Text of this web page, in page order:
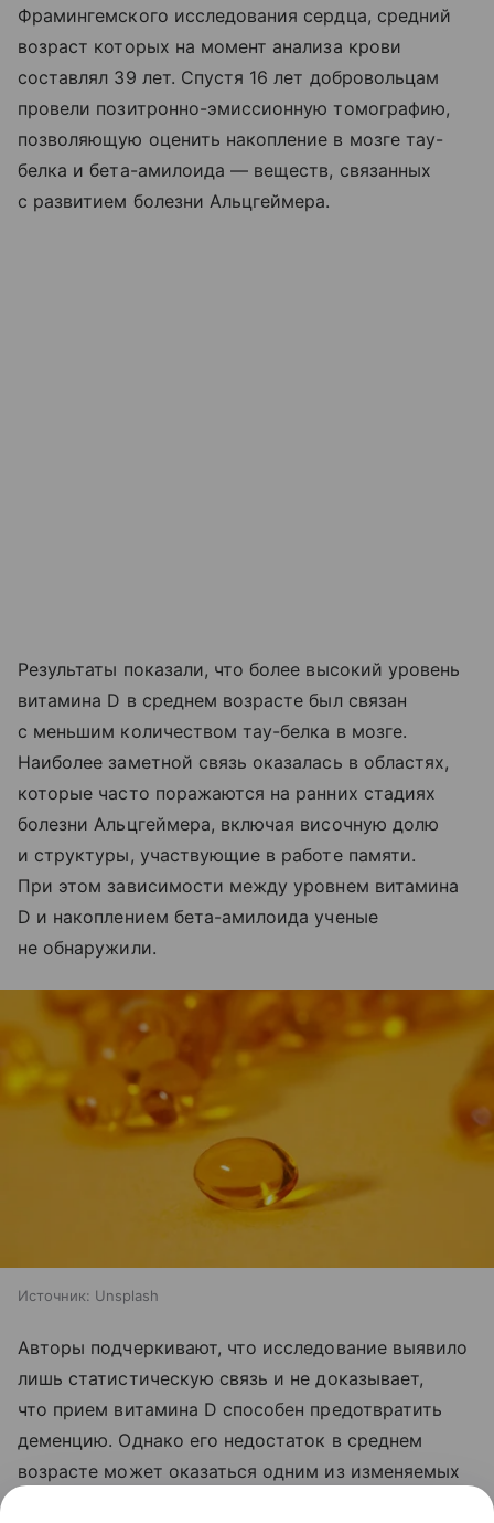
Фрамингемского исследования сердца, средний
возраст которых на момент анализа крови
составлял 39 лет. Спустя 16 лет добровольцам
провели позитронно-эмиссионную томографию,
позволяющую оценить накопление в мозге тау-
белка и бета-амилоида — веществ, связанных
с развитием болезни Альцгеймера.
Результаты показали, что более высокий уровень
витамина D в среднем возрасте был связан
с меньшим количеством тау-белка в мозге.
Наиболее заметной связь оказалась в областях,
которые часто поражаются на ранних стадиях
болезни Альцгеймера, включая височную долю
и структуры, участвующие в работе памяти.
При этом зависимости между уровнем витамина
D и накоплением бета-амилоида ученые
не обнаружили.
Источник: Unsplash
Авторы подчеркивают, что исследование выявило
лишь статистическую связь и не доказывает,
что прием витамина D способен предотвратить
деменцию. Однако его недостаток в среднем
возрасте может оказаться одним из изменяемых